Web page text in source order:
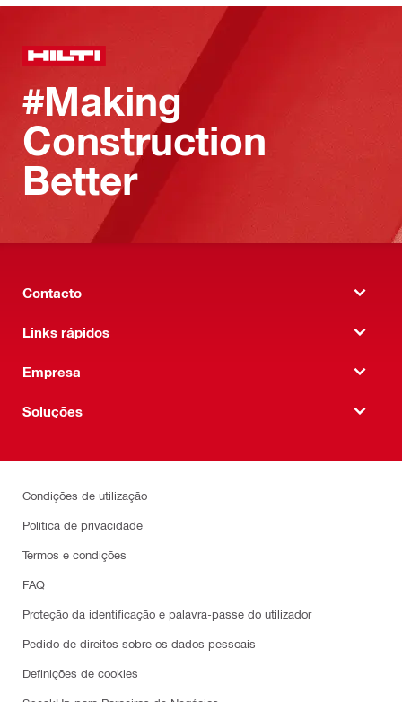
#Making
Construction
Better
Contacto
Links rápidos
Empresa
Soluções
Condições de utilização
Política de privacidade
Termos e condições
FAQ
Proteção da identificação e palavra-passe do utilizador
Pedido de direitos sobre os dados pessoais
Definições de cookies